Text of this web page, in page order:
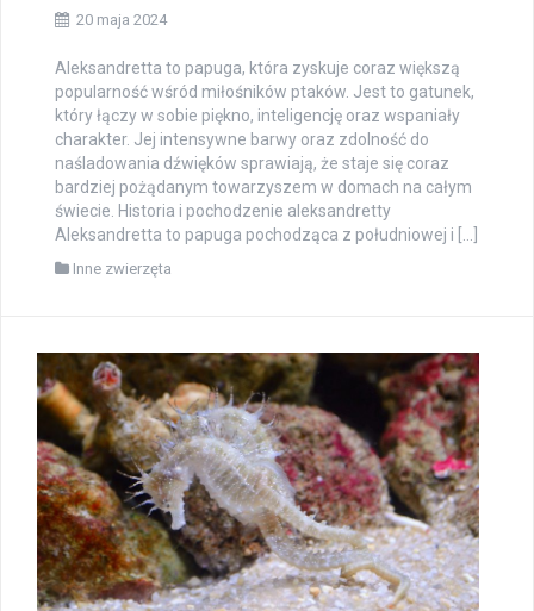
20 maja 2024
Aleksandretta to papuga, która zyskuje coraz większą
popularność wśród miłośników ptaków. Jest to gatunek,
który łączy w sobie piękno, inteligencję oraz wspaniały
charakter. Jej intensywne barwy oraz zdolność do
naśladowania dźwięków sprawiają, że staje się coraz
bardziej pożądanym towarzyszem w domach na całym
świecie. Historia i pochodzenie aleksandretty
Aleksandretta to papuga pochodząca z południowej i […]
Inne zwierzęta